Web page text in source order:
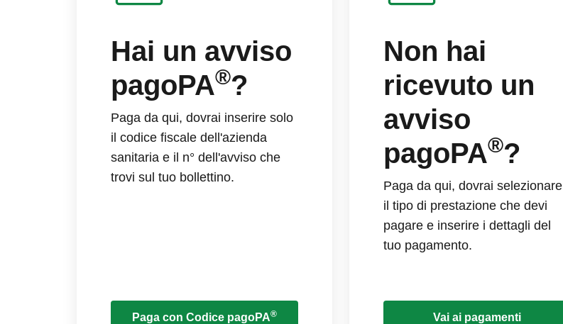
Hai un avviso
pagoPA®?
Paga da qui, dovrai inserire solo
il codice fiscale dell'azienda
sanitaria e il n° dell'avviso che
trovi sul tuo bollettino.
Paga con Codice pagoPA®
Non hai
ricevuto un
avviso
pagoPA®?
Paga da qui, dovrai selezionare
il tipo di prestazione che devi
pagare e inserire i dettagli del
tuo pagamento.
Vai ai pagamenti